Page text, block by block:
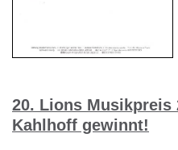
20. Lions Musikpreis
Kahlhoff gewinnt!